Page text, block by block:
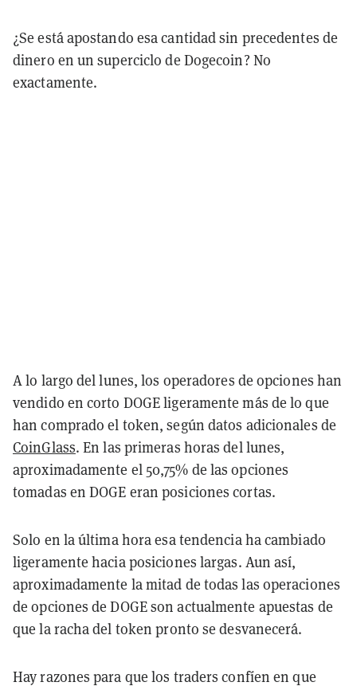
¿Se está apostando esa cantidad sin precedentes de
dinero en un superciclo de Dogecoin? No
exactamente.
A lo largo del lunes, los operadores de opciones han
vendido en corto DOGE ligeramente más de lo que
han comprado el token, según datos adicionales de
CoinGlass. En las primeras horas del lunes,
aproximadamente el 50,75% de las opciones
tomadas en DOGE eran posiciones cortas.
Solo en la última hora esa tendencia ha cambiado
ligeramente hacia posiciones largas. Aun así,
aproximadamente la mitad de todas las operaciones
de opciones de DOGE son actualmente apuestas de
que la racha del token pronto se desvanecerá.
Hay razones para que los traders confíen en que